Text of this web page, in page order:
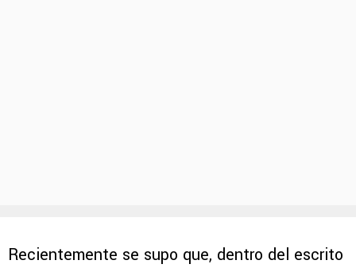
Recientemente se supo que, dentro del escrito